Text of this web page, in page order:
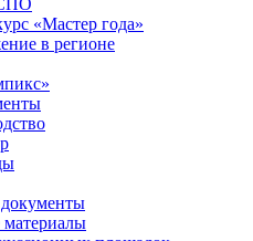
«Мастер года»
в регионе